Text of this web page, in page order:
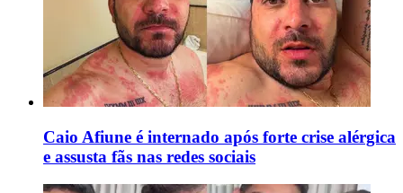
Caio Afiune é internado após forte crise alérgica
e assusta fãs nas redes sociais